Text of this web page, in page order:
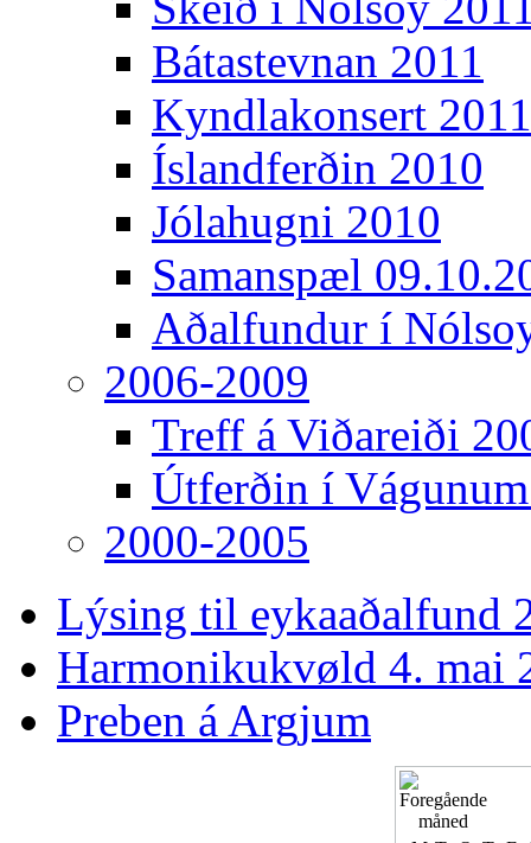
Bátastevnan 2011
Kyndlakonsert 2011
Íslandferðin 2010
Jólahugni 2010
Samanspæl
Aðalfundur í
2006-2009
Treff á Viðareiði
Útferðin í
2000-2005
Lýsing til eykaaðalfund
Harmonikukvøld 4. mai
Preben á Argjum